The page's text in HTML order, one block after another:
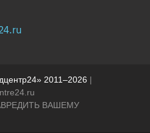
2011–2026 |
ВАШЕМУ